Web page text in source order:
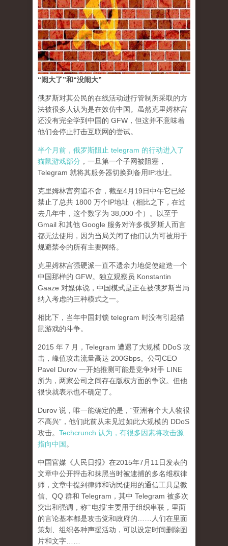
“闹大了”和“没闹大”
俄罗斯对其公民的在线活动进行管制所采取的方
法被很多人认为是在效仿中国。虽然克里姆林宫
还没有完全学到中国的 GFW，但这并不意味着
他们会停止打击互联网的尝试。
半个月前，俄罗斯阻止 telegram 的行动进入了
猫鼠游戏部分 ，一旦第一个子网被阻塞，
Telegram 就将其服务器切换到备用IP地址。
克里姆林宫穷追不舍，截至4月19日中午它已经
禁止了总共 1800 万个IP地址（相比之下，在过
去几年中，这个数字为 38,000 个）。以至于
Gmail 和其他 Google 服务对许多俄罗斯人而言
都无法使用，因为当局关闭了他们认为可被用于
规避禁令的所有主要网络。
克里姆林宫强硬派一直不遗余力地促使建造一个
中国那样的 GFW。独立观察员 Konstantin
Gaaze 对媒体说，中国模式是正在被俄罗斯当局
纳入考虑的三种模式之一。
相比下，当年中国封锁 telegram 时没有引起猫
鼠游戏的斗争。
2015 年 7 月，Telegram 遭遇了大规模 DDoS 攻
击，峰值攻击流量高达 200Gbps。公司CEO
Pavel Durov 一开始推测可能是竞争对手 LINE
所为，两家公司之间存在版权方面的争议。但他
很快就表示也不确定了。
Durov 说，唯一能确定的是，“亚洲有个大人物很
不高兴”，他们此前从未见过如此大规模的 DDoS
攻击。 Techcrunch 认为，有很多因素将攻击源
指向中国 。
中国官媒《人民日报》在2015年7月11日发表的
文章中公开抨击和抹黑当时被逮捕的多名维权律
师，文章中提到律师和访民使用的通信工具是微
信、QQ 群和 Telegram，其中 Telegram 被多次
突出和强调，称“‘电报’主要用于组织串联，里面
的言论基本都是攻击党和政府的……人们在里面
策划、组织各种声援活动，可以设定时间删除图
片和文字……